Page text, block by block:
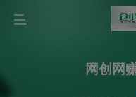
网创网